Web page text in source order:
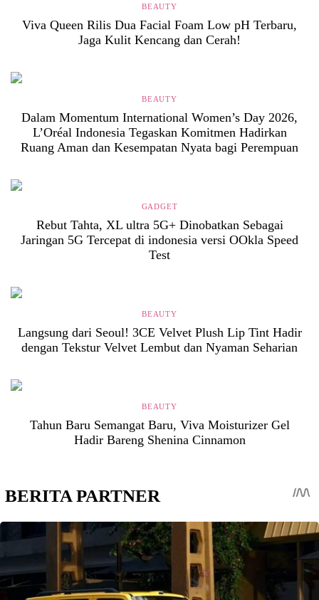
BEAUTY
Viva Queen Rilis Dua Facial Foam Low pH Terbaru,
Jaga Kulit Kencang dan Cerah!
BEAUTY
Dalam Momentum International Women’s Day 2026,
L’Oréal Indonesia Tegaskan Komitmen Hadirkan
Ruang Aman dan Kesempatan Nyata bagi Perempuan
GADGET
Rebut Tahta, XL ultra 5G+ Dinobatkan Sebagai
Jaringan 5G Tercepat di indonesia versi OOkla Speed
Test
BEAUTY
Langsung dari Seoul! 3CE Velvet Plush Lip Tint Hadir
dengan Tekstur Velvet Lembut dan Nyaman Seharian
BEAUTY
Tahun Baru Semangat Baru, Viva Moisturizer Gel
Hadir Bareng Shenina Cinnamon